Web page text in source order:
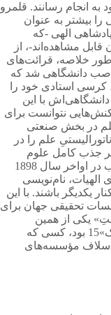
به انجام رسانند. قلمرو
بیشتر به عنوان
الهی -كه
مشاهده‌اند-، از
طور خلاصه، قرائت‌های
دانشگاهی شد كه
استادی خود را
با این
نتوانست برای
در بخش صنعتی
علم را در
جذب كامل علوم
طبیعی به درون دانشگاه هموار شد. بدین ترتیب در اواخر سال 1898
الهیات، نام‌نویسی
یكدیگر باشند. با این
تحقیقی جهان برای
یكی از همین
الهی‌دانان روشنفكر به نام «آدولف. ون. هارناک»15 بود، كسی كه
شركت «کایزر ویلهلم گزلشفتن»16،اسلاف مؤسسه‌های